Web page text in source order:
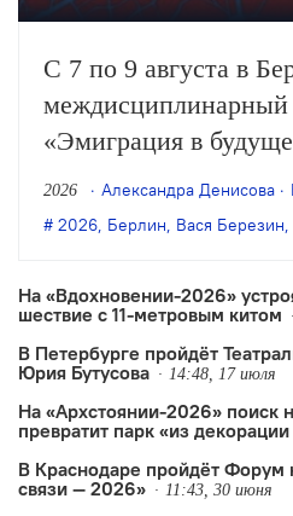
С 7 по 9 августа в
междисциплинарный
«Эмиграция в
организованный
Польским и
разноформатных
перформансы,
воркшопы и многое
2026 Александра Денисова
2026, Берлин, Вася Березин,
На «Вдохновении-2026»
шествие с 11-метровым китом
В Петербурге пройдёт
Юрия Бутусова
14:48, 17 июля
На «Архстоянии-2026» поиск
превратит парк «из
В Краснодаре пройдёт Форум
связи — 2026»
11:43, 30 июня